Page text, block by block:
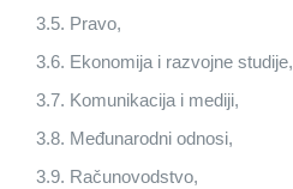
3.5. Pravo,
3.6. Ekonomija i razvojne studije,
3.7. Komunikacija i mediji,
3.8. Međunarodni odnosi,
3.9. Računovodstvo,